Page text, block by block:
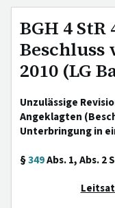
BGH 4 StR
Beschluss
2010 (LG
Unzulässige
Angeklagten
Unterbringung in
§349Abs. 1, Abs. 2